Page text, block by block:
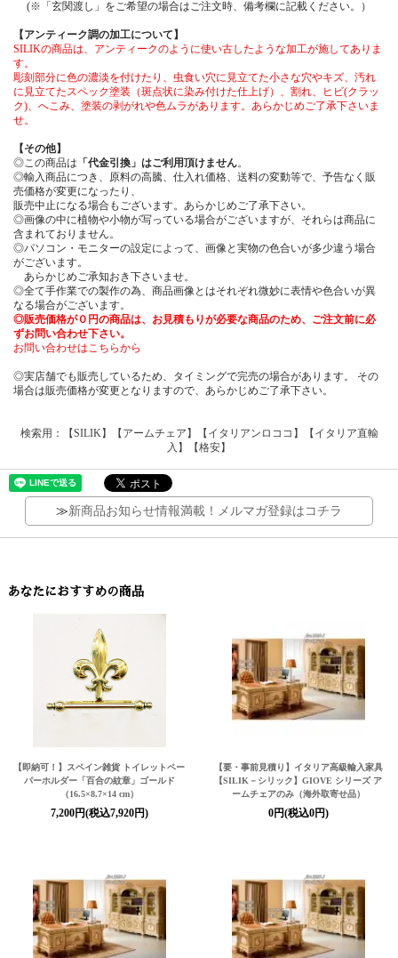
(※「玄関渡し」をご希望の場合はご注文時、備考欄に記載ください。）
【アンティーク調の加工について】
SILIKの商品は、アンティークのように使い古したような加工が施してありま
す。
彫刻部分に色の濃淡を付けたり、虫食い穴に見立てた小さな穴やキズ、汚れ
に見立てたスペック塗装（斑点状に染み付けた仕上げ）、割れ、ヒビ(クラッ
ク)、へこみ、塗装の剥がれや色ムラがあります。あらかじめご了承下さいま
せ。
【その他】
◎この商品は 「代金引換」はご利用頂けません。
◎輸入商品につき、原料の高騰、仕入れ価格、送料の変動等で、予告なく販
売価格が変更になったり、
販売中止になる場合もございます。あらかじめご了承下さい。
◎画像の中に植物や小物が写っている場合がございますが、それらは商品に
含まれておりません。
◎パソコン・モニターの設定によって、画像と実物の色合いが多少違う場合
がございます。
あらかじめご承知おき下さいませ。
◎全て手作業での製作の為、商品画像とはそれぞれ微妙に表情や色合いが異
なる場合がございます。
◎販売価格が０円の商品は、お見積もりが必要な商品のため、ご注文前に必
ずお問い合わせ下さい。
お問い合わせはこちらから
◎実店舗でも販売しているため、タイミングで完売の場合があります。 その
場合は販売価格が変更となりますので、あらかじめご了承下さい。
検索用：【SILIK】【アームチェア】【イタリアンロココ】【イタリア直輸
入】【格安】
≫新商品お知らせ情報満載！メルマガ登録はコチラ
あなたにおすすめの商品
【即納可！】スペイン雑貨 トイレットペー
パーホルダー「百合の紋章」ゴールド
（16.5×8.7×14 cm）
7,200円(税込7,920円)
【要・事前見積り】イタリア高級輸入家具
【SILIK－シリック】GIOVE シリーズ ア
ームチェアのみ（海外取寄せ品）
0円(税込0円)